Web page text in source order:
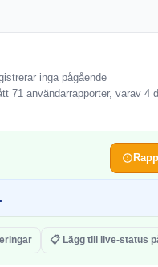
inga pågående
71 användarrapporter, varav 4
📋 Lägg till live-status